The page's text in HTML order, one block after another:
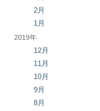
2月
1月
2019年
12月
11月
10月
9月
8月